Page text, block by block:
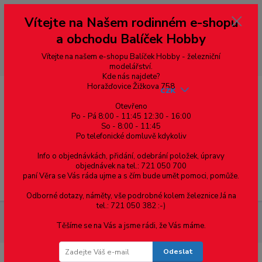
--- pro zákazníky ze Slovenska a jiných zemí, pokud chcete platit v eurech
přepněte si e-shop na euro 💶 pro přepočet měny - pravý horní roh ---
dobírky – pokud si z nějakého důvodu zásilku nevyzvednete, bude po
domluvě zaslána znovu s opětovnou platbou za poštovné, v opačném
případě bude zrušena a účet přidán na blacklist a rušeny následující
objednávky.
Menu
CZK
jednostranně izolované, TT, MD 0094
Vítejte na Našem rodinném e-shopu
a obchodu Balíček Hobby
Vítejte na našem e-shopu Balíček Hobby - železniční
modelářství.
Kde nás najdete?
Horažďovice Žižkova 758
Otevřeno
Po - Pá 8:00 - 11:45 12:30 - 16:00
So - 8:00 - 11:45
Po telefonické domluvě kdykoliv
Info o objednávkách, přidání, odebrání položek, úpravy
objednávek na tel.: 721 050 700
paní Věra se Vás ráda ujme a s čím bude umět pomoci, pomůže.
Odborné dotazy, náměty, vše podrobné kolem železnice Já na
tel.: 721 050 382 :-)
Těšíme se na Vás a jsme rádi, že Vás máme.
Odeslat